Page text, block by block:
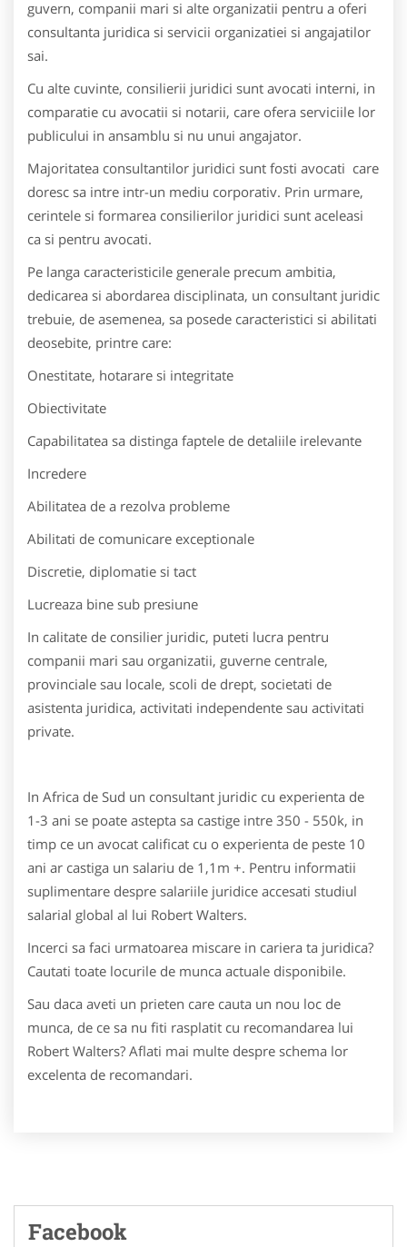
guvern, companii mari si alte organizatii pentru a oferi
consultanta juridica si servicii organizatiei si angajatilor
sai.
Cu alte cuvinte, consilierii juridici sunt avocati interni, in
comparatie cu avocatii si notarii, care ofera serviciile lor
publicului in ansamblu si nu unui angajator.
Majoritatea consultantilor juridici sunt fosti avocati care
doresc sa intre intr-un mediu corporativ. Prin urmare,
cerintele si formarea consilierilor juridici sunt aceleasi
ca si pentru avocati.
Pe langa caracteristicile generale precum ambitia,
dedicarea si abordarea disciplinata, un consultant juridic
trebuie, de asemenea, sa posede caracteristici si abilitati
deosebite, printre care:
Onestitate, hotarare si integritate
Obiectivitate
Capabilitatea sa distinga faptele de detaliile irelevante
Incredere
Abilitatea de a rezolva probleme
Abilitati de comunicare exceptionale
Discretie, diplomatie si tact
Lucreaza bine sub presiune
In calitate de consilier juridic, puteti lucra pentru
companii mari sau organizatii, guverne centrale,
provinciale sau locale, scoli de drept, societati de
asistenta juridica, activitati independente sau activitati
private.
In Africa de Sud un consultant juridic cu experienta de
1-3 ani se poate astepta sa castige intre 350 - 550k, in
timp ce un avocat calificat cu o experienta de peste 10
ani ar castiga un salariu de 1,1m +. Pentru informatii
suplimentare despre salariile juridice accesati studiul
salarial global al lui Robert Walters.
Incerci sa faci urmatoarea miscare in cariera ta juridica?
Cautati toate locurile de munca actuale disponibile.
Sau daca aveti un prieten care cauta un nou loc de
munca, de ce sa nu fiti rasplatit cu recomandarea lui
Robert Walters? Aflati mai multe despre schema lor
excelenta de recomandari.
Facebook